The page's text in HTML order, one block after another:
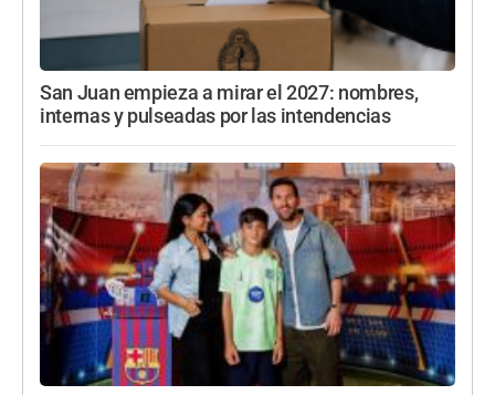
San Juan empieza a mirar el 2027: nombres,
internas y pulseadas por las intendencias